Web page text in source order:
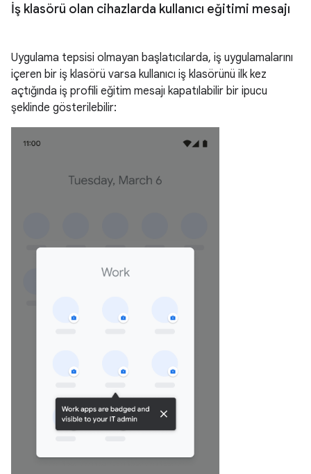
İş klasörü olan cihazlarda kullanıcı eğitimi mesajı
Uygulama tepsisi olmayan başlatıcılarda, iş uygulamalarını
içeren bir iş klasörü varsa kullanıcı iş klasörünü ilk kez
açtığında iş profili eğitim mesajı kapatılabilir bir ipucu
şeklinde gösterilebilir: